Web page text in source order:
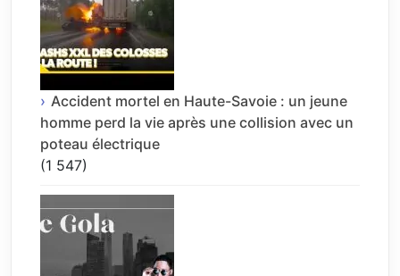
Accident mortel en Haute-Savoie : un jeune
homme perd la vie après une collision avec un
poteau électrique
(1 547)